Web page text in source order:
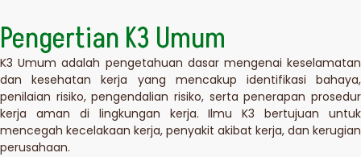
Pengertian K3 Umum
K3 Umum adalah pengetahuan dasar mengenai keselamatan
dan kesehatan kerja yang mencakup identifikasi bahaya,
penilaian risiko, pengendalian risiko, serta penerapan prosedur
kerja aman di lingkungan kerja. Ilmu K3 bertujuan untuk
mencegah kecelakaan kerja, penyakit akibat kerja, dan kerugian
perusahaan.